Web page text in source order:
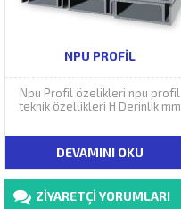
NPU PROFIL
Npu Profil özelikleri npu profil
teknik özellikleri H Derinlik mm
DEVAMINI OKU
ZİYARETÇİ YORUMLARI